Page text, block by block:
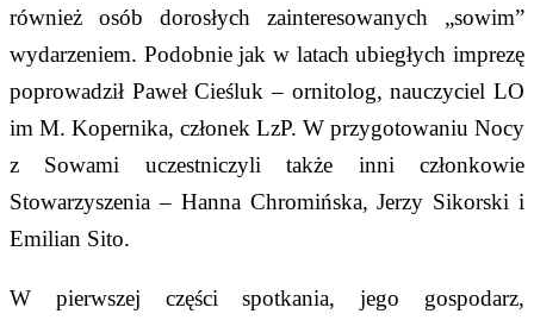
również osób dorosłych zainteresowanych „sowim”
wydarzeniem. Podobnie jak w latach ubiegłych imprezę
poprowadził Paweł Cieśluk – ornitolog, nauczyciel LO
im M. Kopernika, członek LzP. W przygotowaniu Nocy
z Sowami uczestniczyli także inni członkowie
Stowarzyszenia – Hanna Chromińska, Jerzy Sikorski i
Emilian Sito.
W pierwszej części spotkania, jego gospodarz,